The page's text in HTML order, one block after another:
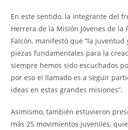
En este sentido, la integrante del
Herrera de la Misión Jóvenes de la
Falcón, manifestó que “la juventud
piezas fundamentales para la
siempre hemos sido escuchados
por eso el llamado es a seguir
ideas en estas grandes misiones”.
Asimismo, también estuvieron
más 25 movimientos juveniles,